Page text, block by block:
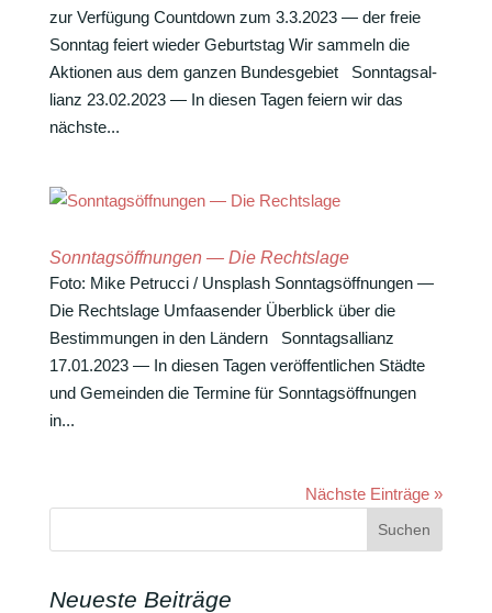
zur Verfügung Count­down zum 3.3.2023 — der freie
Sonntag feiert wieder Geburtstag Wir sammeln die
Aktionen aus dem ganzen Bundesgebiet Sonn­tags­al­
lianz 23.02.2023 — In diesen Tagen feiern wir das
nächste...
Sonntagsöffnungen — Die Rechtslage
Foto: Mike Petrucci / Unsplash Sonn­tags­öff­nungen —
Die Rechtslage Umfaa­sender Über­blick über die
Bestim­mungen in den Ländern Sonn­tags­al­lianz
17.01.2023 — In diesen Tagen veröf­fent­li­chen Städte
und Gemeinden die Termine für Sonn­tags­öff­nungen
in...
Nächste Einträge »
Neueste Beiträge